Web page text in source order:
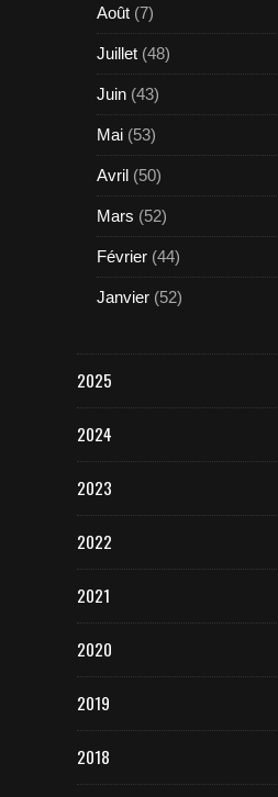
Août (7)
Juillet (48)
Juin (43)
Mai (53)
Avril (50)
Mars (52)
Février (44)
Janvier (52)
2025
2024
2023
2022
2021
2020
2019
2018